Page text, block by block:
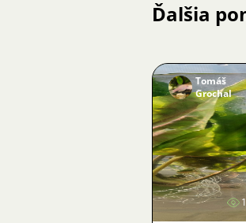
Ďalšia
Tomáš
Grochal